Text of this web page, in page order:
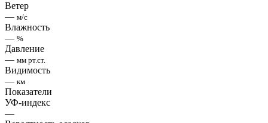
Ветер
— м/с
Влажность
— %
Давление
— мм рт.ст.
Видимость
— км
Показатели
УФ-индекс
—